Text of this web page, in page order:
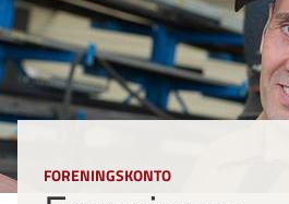
FORENINGSKONTO